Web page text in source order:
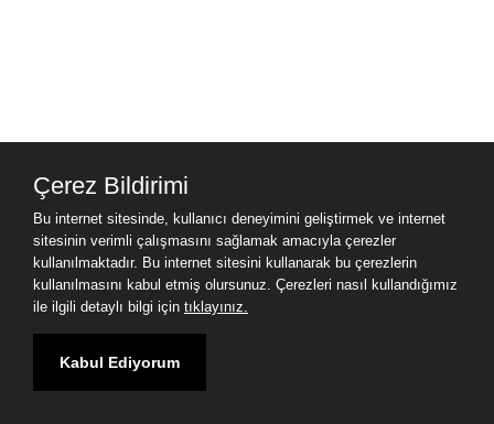
Çerez Bildirimi
Bu internet sitesinde, kullanıcı deneyimini geliştirmek ve internet
sitesinin verimli çalışmasını sağlamak amacıyla çerezler
kullanılmaktadır. Bu internet sitesini kullanarak bu çerezlerin
kullanılmasını kabul etmiş olursunuz. Çerezleri nasıl kullandığımız
ile ilgili detaylı bilgi için tıklayınız.
Kabul Ediyorum